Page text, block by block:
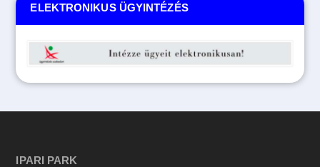
ELEKTRONIKUS ÜGYINTÉZÉS
IPARI PARK